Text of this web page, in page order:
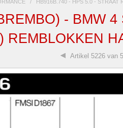
/ HB916B.740 - HPS 5.0 - STRAAT
- BMW
REMBLOKKEN
Artikel 5226 van